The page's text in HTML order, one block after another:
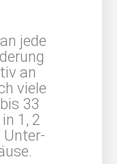
jede
an
viele
33
1, 2
Unter-